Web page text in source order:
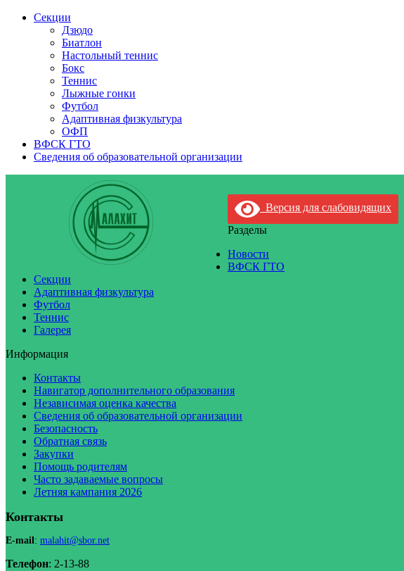
Секции
Дзюдо
Биатлон
Настольный теннис
Бокс
Теннис
Лыжные гонки
Футбол
Адаптивная физкультура
ОФП
ВФСК ГТО
Сведения об образовательной организации
Версия для слабовидящих
Разделы
Новости
ВФСК ГТО
Секции
Адаптивная физкультура
Футбол
Теннис
Галерея
Информация
Контакты
Навигатор дополнительного образования
Независимая оценка качества
Сведения об образовательной организации
Безопасность
Обратная связь
Закупки
Помощь родителям
Часто задаваемые вопросы
Летняя кампания 2026
Контакты
E-mail: malahit@sbor.net
Телефон: 2-13-88